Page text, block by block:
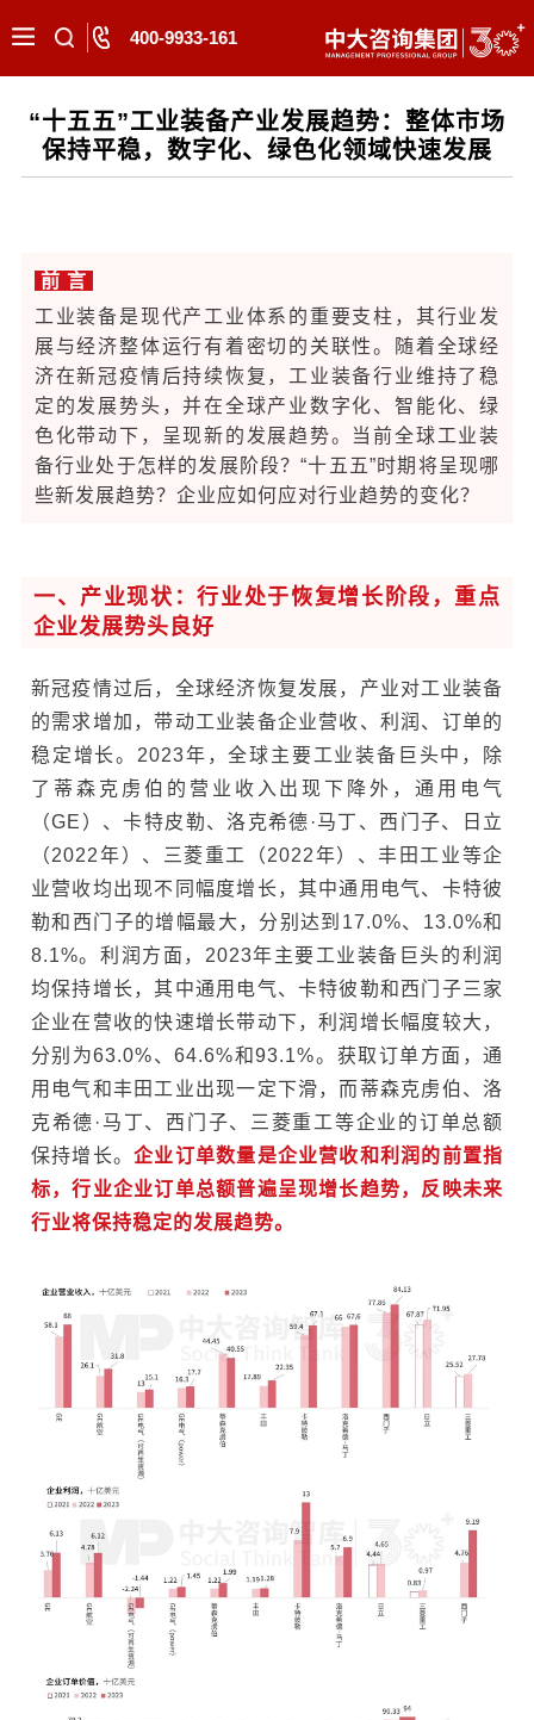
400-9933-161
“十五五”工业装备产业发展趋势：整体市场
保持平稳，数字化、绿色化领域快速发展
前 言
工业装备是现代产工业体系的重要支柱，其行业发
展与经济整体运行有着密切的关联性。随着全球经
济在新冠疫情后持续恢复，工业装备行业维持了稳
定的发展势头，并在全球产业数字化、智能化、绿
色化带动下，呈现新的发展趋势。当前全球工业装
备行业处于怎样的发展阶段？“十五五”时期将呈现哪
些新发展趋势？企业应如何应对行业趋势的变化？
一、产业现状：行业处于恢复增长阶段，重点
企业发展势头良好
新冠疫情过后，全球经济恢复发展，产业对工业装备
的需求增加，带动工业装备企业营收、利润、订单的
稳定增长。2023年，全球主要工业装备巨头中，除
了蒂森克虏伯的营业收入出现下降外，通用电气
（GE）、卡特皮勒、洛克希德·马丁、西门子、日立
（2022年）、三菱重工（2022年）、丰田工业等企
业营收均出现不同幅度增长，其中通用电气、卡特彼
勒和西门子的增幅最大，分别达到17.0%、13.0%和
8.1%。利润方面，2023年主要工业装备巨头的利润
均保持增长，其中通用电气、卡特彼勒和西门子三家
企业在营收的快速增长带动下，利润增长幅度较大，
分别为63.0%、64.6%和93.1%。获取订单方面，通
用电气和丰田工业出现一定下滑，而蒂森克虏伯、洛
克希德·马丁、西门子、三菱重工等企业的订单总额
保持增长。企业订单数量是企业营收和利润的前置指
标，行业企业订单总额普遍呈现增长趋势，反映未来
行业将保持稳定的发展趋势。